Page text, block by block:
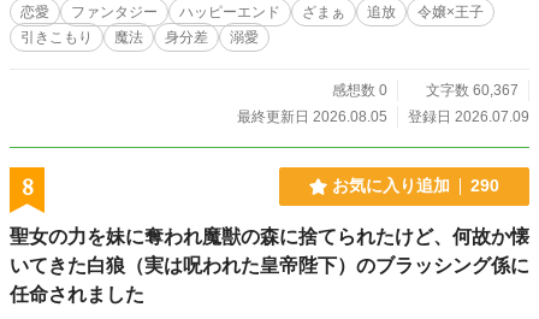
恋愛 ファンタジー ハッピーエンド ざまぁ 追放
令嬢×王子
引きこもり
魔法 身分差 溺愛
感想数 0
文字数 60,367
最終更新日 2026.08.05
登録日 2026.07.09
8 お気に入り追加 290
聖女の力を妹に奪われ魔獣の森に捨てられたけど、何故か懐
いてきた白狼（実は呪われた皇帝陛下）のブラッシング係に
任命されました